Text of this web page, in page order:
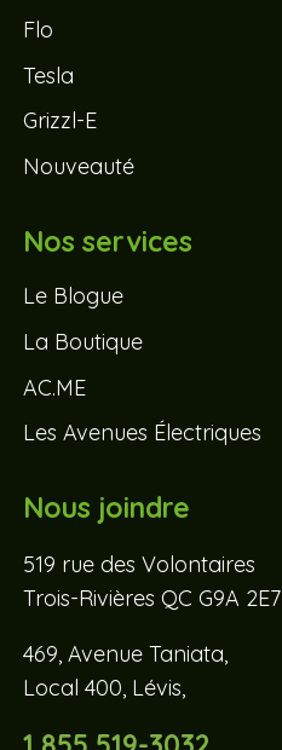
Flo
Tesla
Grizzl-E
Nouveauté
Nos services
Le Blogue
La Boutique
AC.ME
Les Avenues Électriques
Nous joindre
519 rue des Volontaires
Trois-Rivières QC G9A 2E7
469, Avenue Taniata,
Local 400, Lévis,